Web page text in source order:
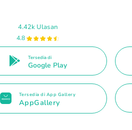
4.42k Ulasan
4.8
Tersedia di
Google Play
Tersedia di App Gallery
AppGallery